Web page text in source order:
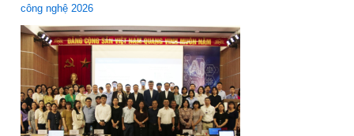
công nghệ 2026